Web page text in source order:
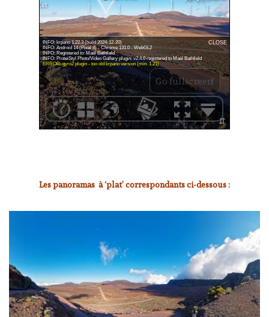
Les panoramas à ‘plat’ correspondants ci-dessous :